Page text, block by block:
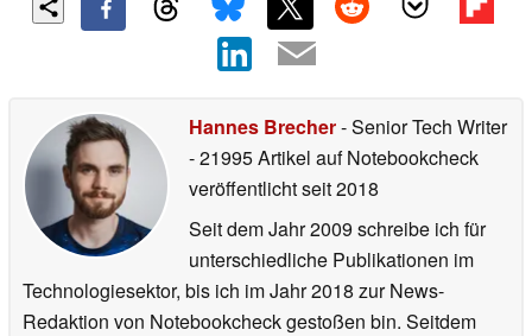
Hannes Brecher- Senior Tech Writer
- 21995 Artikel auf Notebookcheck
veröffentlichtseit 2018
Seit dem Jahr 2009 schreibe ich für
unterschiedliche Publikationen im
Technologiesektor, bis ich im Jahr 2018 zur News-
Redaktion von Notebookcheck gestoßen bin. Seitdem